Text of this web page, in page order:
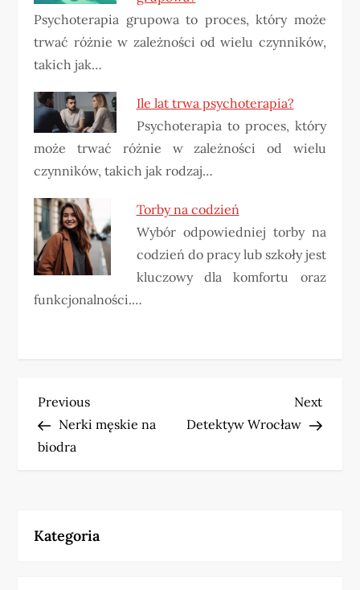
Psychoterapia grupowa to proces, który może
trwać różnie w zależności od wielu czynników,
takich jak…
Ile lat trwa psychoterapia?
Psychoterapia to proces, który
może trwać różnie w zależności od wielu
czynników, takich jak rodzaj…
Torby na codzień
Wybór odpowiedniej torby na
codzień do pracy lub szkoły jest
kluczowy dla komfortu oraz
funkcjonalności.…
N
a
g
Previous
Post
Previous
Nerki męskie na
biodra
Next
Post
Next
Detektyw Wrocław
Kategoria